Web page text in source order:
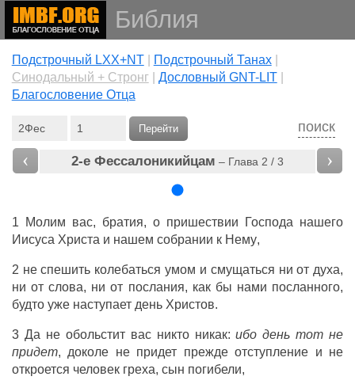
Библия
Подстрочный LXX+NT| Подстрочный Танах|
Cинодальный + Стронг| Дословный GNT-LIT|
Благословение Отца
поиск
Перейти
‹ 2-е Фессалоникийцам – Глава 2 / 3 ›
1 Молим вас, братия,о пришествии Господа нашего
Иисуса Христа и нашем собрании к Нему,
2 не спешить колебаться умом и смущаться ни от духа,
ни от слова, ни от послания, какбы нами посланного,
будто уже наступает день Христов.
3 Да не обольстит вас никто никак:ибо день тот не
придет, доколе не придет прежде отступление и не
откроется человек греха, сын погибели,